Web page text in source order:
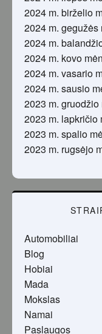
2024 m. birželio
2024 m. gegužės
2024 m.
2024 m. kovo
2024 m. vasario
2024 m. sausio
2023 m. gruodžio
2023 m. lapkričio
2023 m. spalio
2023 m. rugsėjo
Automobiliai
Blog
Hobiai
Mada
Mokslas
Namai
Paslaugos